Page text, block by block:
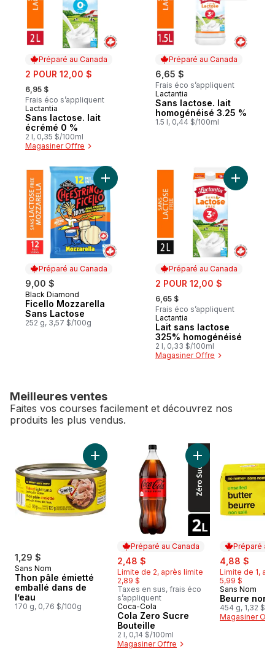
Préparé au Canada
sale:
2 POUR 12,00 $
, formerly:
6,95 $
Frais éco s’appliquent
Préparé au Canada
Lactantia
Sans lactose. lait
écrémé 0 %
2 l, 0,35 $/100ml
Magasiner Offre
Préparé au Canada
6,65 $
Frais éco s’appliquent
Préparé au Canada
Lactantia
Sans lactose. lait
homogénéisé 3.25 %
1.5 l, 0,44 $/100ml
Préparé au Canada
9,00 $
Préparé au Canada
Black Diamond
Ficello Mozzarella
Sans Lactose
252 g, 3,57 $/100g
Ajouter Ficello Mozzarella Sans Lactose
Préparé au Canada
sale:
2 POUR 12,00 $
, formerly:
6,65 $
Frais éco s’appliquent
Préparé au Canada
Lactantia
Lait sans lactose
325% homogénéisé
2 l, 0,33 $/100ml
Magasiner Offre
Ajouter
Meilleures ventes
Faites vos courses facilement et découvrez nos
produits les plus vendus.
sauter Meilleures ventes
1,29 $
Sans Nom
Thon pâle émietté
emballé dans de
l’eau
170 g, 0,76 $/100g
Ajouter Thon pâle émietté emballé dans de
Préparé au Canada
sale:
2,48 $
Limite de 2, après limite
2,89 $
Taxes en sus, frais éco
s’appliquent
Préparé au Canada
Coca-Cola
Cola Zero Sucre
Bouteille
2 l, 0,14 $/100ml
Magasiner Offre
Ajouter Cola Zero
Préparé au
sale:
4,88 $
Limite de 1,
5,99 $
Préparé au
Sans Nom
Beurre non
454 g, 1,32 $/
Magasiner